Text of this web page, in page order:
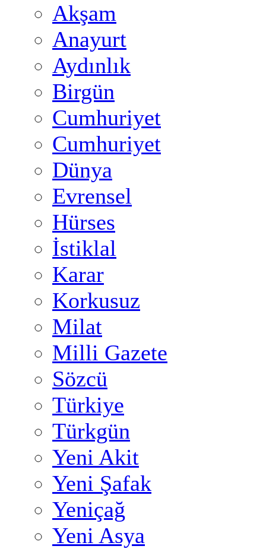
Akşam
Anayurt
Aydınlık
Birgün
Cumhuriyet
Cumhuriyet
Dünya
Evrensel
Hürses
İstiklal
Karar
Korkusuz
Milat
Milli Gazete
Sözcü
Türkiye
Türkgün
Yeni Akit
Yeni Şafak
Yeniçağ
Yeni Asya